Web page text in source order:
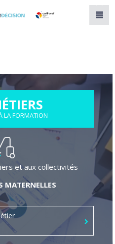
LA FORMATION
et aux collectivités
MATERNELLES